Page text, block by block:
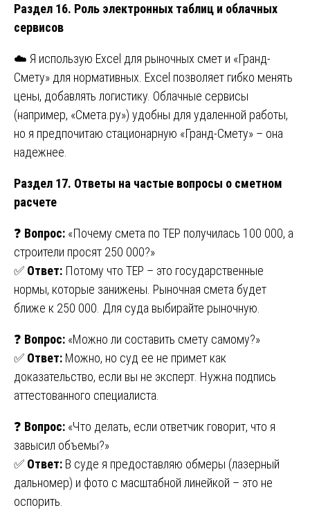
Раздел 16. Роль электронных таблиц и облачных
сервисов
☁️ Я использую Excel для рыночных смет и «Гранд-
Смету» для нормативных. Excel позволяет гибко менять
цены, добавлять логистику. Облачные сервисы
(например, «Смета.ру») удобны для удаленной работы,
но я предпочитаю стационарную «Гранд-Смету» – она
надежнее.
Раздел 17. Ответы на частые вопросы о сметном
расчете
❓ Вопрос: «Почему смета по ТЕР получилась 100 000, а
строители просят 250 000?»
✅ Ответ: Потому что ТЕР – это государственные
нормы, которые занижены. Рыночная смета будет
ближе к 250 000. Для суда выбирайте рыночную.
❓ Вопрос: «Можно ли составить смету самому?»
✅ Ответ: Можно, но суд ее не примет как
доказательство, если вы не эксперт. Нужна подпись
аттестованного специалиста.
❓ Вопрос: «Что делать, если ответчик говорит, что я
завысил объемы?»
✅ Ответ: В суде я предоставляю обмеры (лазерный
дальномер) и фото с масштабной линейкой – это не
оспорить.